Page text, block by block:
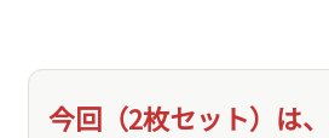
今回（2枚セット）は、